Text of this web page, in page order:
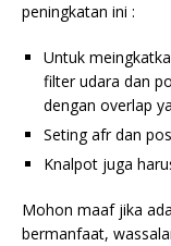
peningkatan ini :
Untuk
filter udara dan
dengan overlap
Seting afr dan
Knalpot juga
Mohon maaf jika
bermanfaat,